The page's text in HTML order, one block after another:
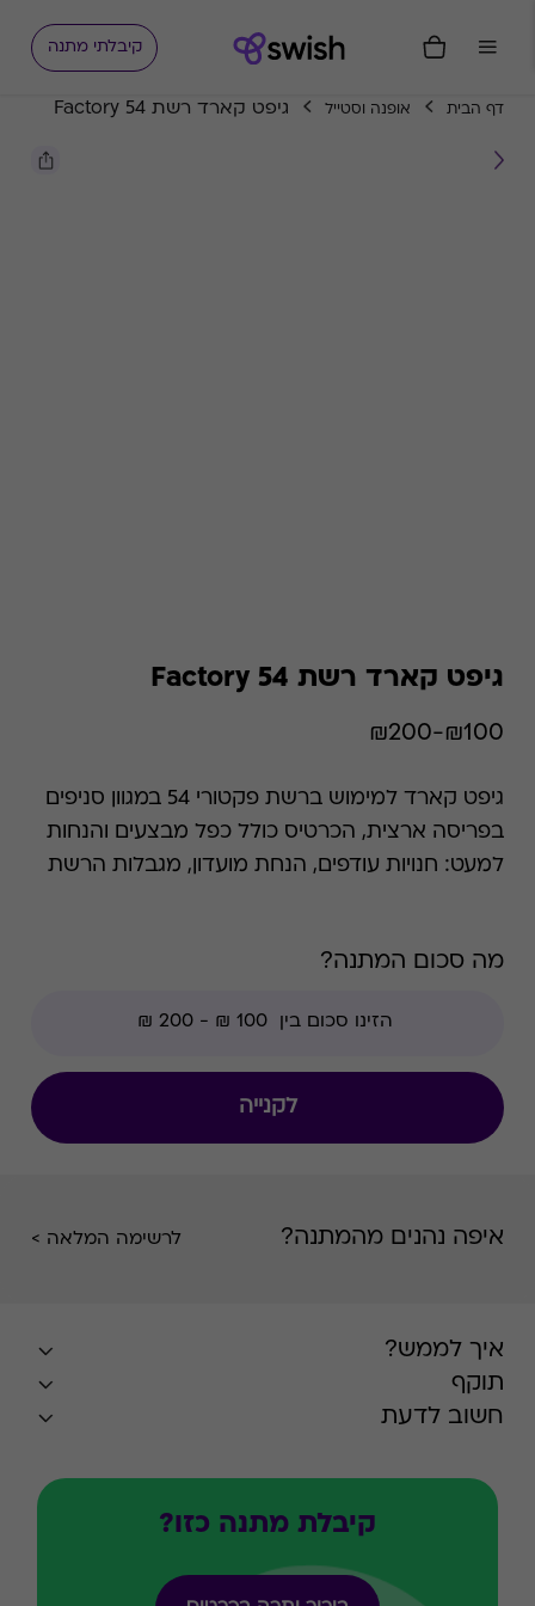
קיבלתי מתנה
דף הבית אופנה וסטייל גיפט קארד רשת Factory 54
גיפט קארד רשת Factory 54
₪100-₪200
גיפט קארד למימוש ברשת פקטורי 54 במגוון סניפים
בפריסה ארצית, הכרטיס כולל כפל מבצעים והנחות
למעט: חנויות עודפים, הנחת מועדון, מגבלות הרשת
מה סכום המתנה?
לקנייה
איפה נהנים מהמתנה? לרשימה המלאה >
איך לממש?
תוקף
חשוב לדעת
קיבלת מתנה כזו?